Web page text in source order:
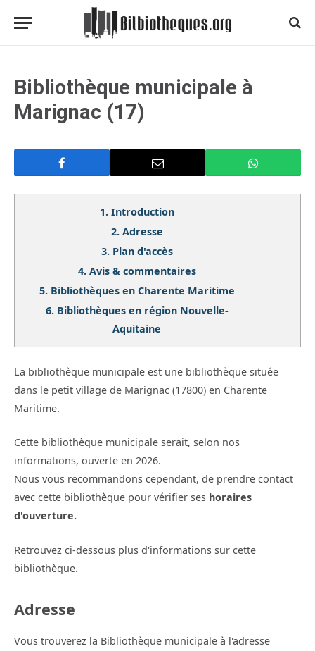
Bibliothèque municipale à
Marignac (17)
1. Introduction
2. Adresse
3. Plan d'accès
4. Avis & commentaires
5. Bibliothèques en Charente Maritime
6. Bibliothèques en région Nouvelle-
Aquitaine
La bibliothèque municipale est une bibliothèque située
dans le petit village de Marignac (17800) en Charente
Maritime.
Cette bibliothèque municipale serait, selon nos
informations, ouverte en 2026.
Nous vous recommandons cependant, de prendre contact
avec cette bibliothèque pour vérifier ses horaires
d'ouverture.
Retrouvez ci-dessous plus d'informations sur cette
bibliothèque.
Adresse
Vous trouverez la Bibliothèque municipale à l'adresse